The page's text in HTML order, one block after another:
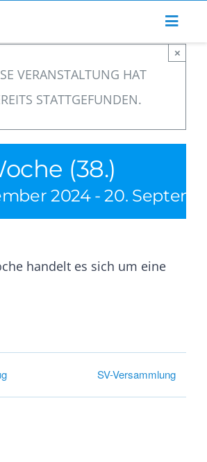
VERANSTALTUNG HAT
STATTGEFUNDEN.
×
(38.)
2024-20.
handelt es sich um eine
SV-Versammlung